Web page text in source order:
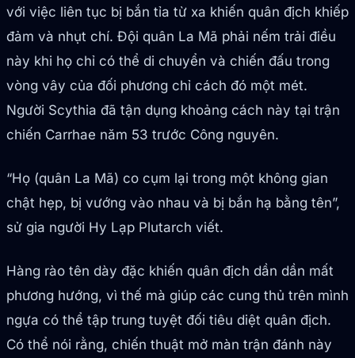
với việc liên tục bị bắn tỉa từ xa khiến quân địch khiếp
đảm và nhụt chí. Đội quân La Mã phải nếm trải điều
này khi họ chỉ có thể di chuyển và chiến đấu trong
vòng vây của đối phương chỉ cách đó một mét.
Người Scythia đã tận dụng khoảng cách này tại trận
chiến Carrhae năm 53 trước Công nguyên.
“Họ (quân La Mã) co cụm lại trong một không gian
chật hẹp, bị vướng vào nhau và bị bắn hạ bằng tên”,
sử gia người Hy Lạp Plutarch viết.
Hàng rào tên dày đặc khiến quân địch dần dần mất
phương hướng, vì thế mà giúp các cung thủ trên mình
ngựa có thể tập trung tuyệt đối tiêu diệt quân địch.
Có thể nói rằng, chiến thuật mở màn trận đánh này